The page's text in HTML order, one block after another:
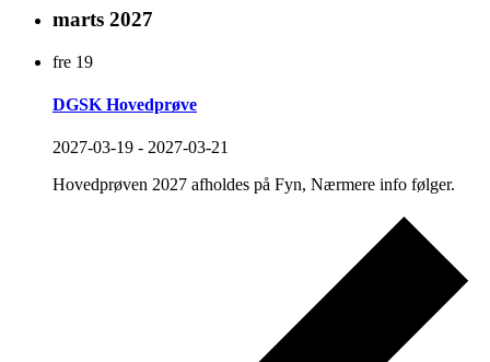
marts 2027
fre 19
DGSK Hovedprøve
2027-03-19 - 2027-03-21
Hovedprøven 2027 afholdes på Fyn, Nærmere info følger.